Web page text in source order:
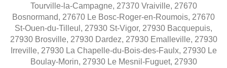
Tourville-la-Campagne, 27370 Vraiville, 27670
Bosnormand, 27670 Le Bosc-Roger-en-Roumois, 27670
St-Ouen-du-Tilleul, 27930 St-Vigor, 27930 Bacquepuis,
27930 Brosville, 27930 Dardez, 27930 Emalleville, 27930
Irreville, 27930 La Chapelle-du-Bois-des-Faulx, 27930 Le
Boulay-Morin, 27930 Le Mesnil-Fuguet, 27930